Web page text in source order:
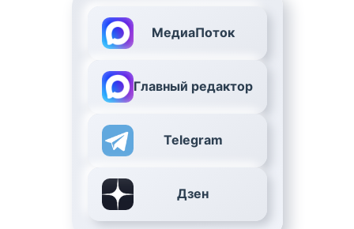
МедиаПоток
Главный редактор
Telegram
Дзен